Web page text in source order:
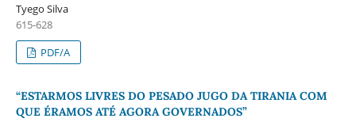
Tyego Silva
615-628
PDF/A
“ESTARMOS LIVRES DO PESADO JUGO DA TIRANIA COM
QUE ÉRAMOS ATÉ AGORA GOVERNADOS”